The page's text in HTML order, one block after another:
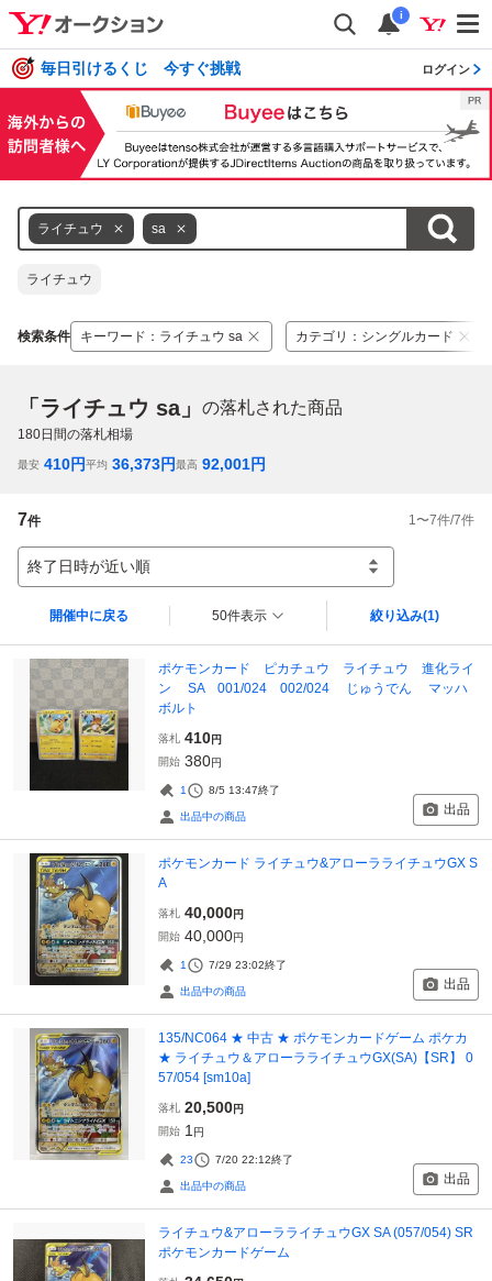
i
毎日引けるくじ 今すぐ挑戦 ログイン
ライチュウ sa
ライチュウ
検索条件 キーワード ： ライチュウ sa カテゴリ ： シングルカード
「ライチュウ sa」 の落札された商品
180日間の落札相場
最安 410円平均 36,373円最高 92,001円
7件 1 〜7件/7件
終了日時が近い順
開催中に戻る 50件表示 絞り込み(1)
ポケモンカード ピカチュウ ライチュウ 進化ライ
ン SA 001/024 002/024 じゅうでん マッハ
ボルト
落札 410円
開始 380円
1 8/5 13:47終了
出品中の商品 出品
ポケモンカード ライチュウ&アローラライチュウGX S
A
落札 40,000円
開始 40,000円
1 7/29 23:02終了
出品中の商品 出品
135/NC064 ★ 中古 ★ ポケモンカードゲーム ポケカ
★ ライチュウ＆アローラライチュウGX(SA)【SR】 0
57/054 [sm10a]
落札 20,500円
開始 1 円
23 7/20 22:12終了
出品中の商品 出品
ライチュウ&アローラライチュウGX SA (057/054) SR
ポケモンカードゲーム